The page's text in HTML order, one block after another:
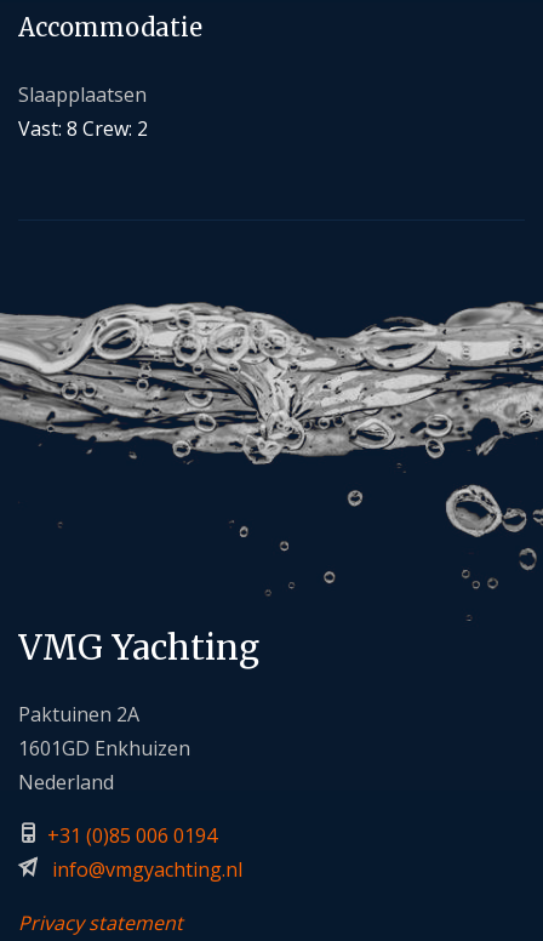
Accommodatie
Slaapplaatsen
Vast: 8 Crew: 2
VMG Yachting
Paktuinen 2A
1601GD Enkhuizen
Nederland
+31 (0)85 006 0194
info@vmgyachting.nl
Privacy statement